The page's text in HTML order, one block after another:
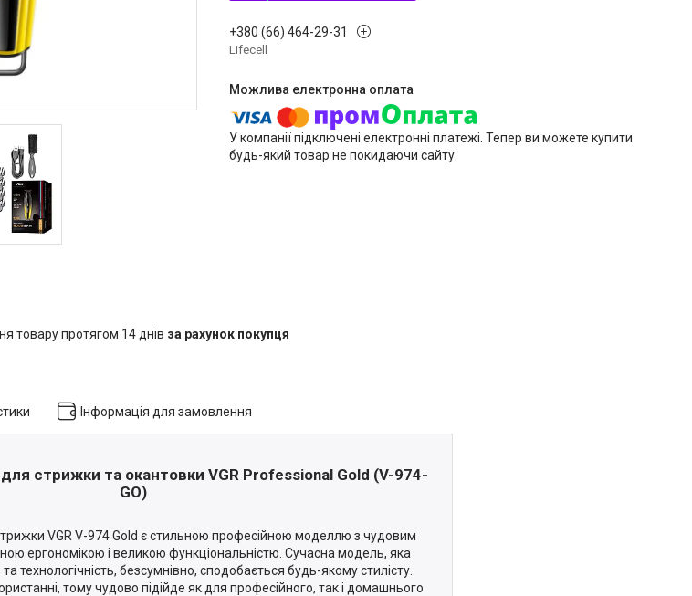
+380 (66) 464-29-31
Lifecell
У компанії підключені електронні платежі. Тепер ви можете купити
будь-який товар не покидаючи сайту.
товару протягом 14 днів за рахунок покупця
Інформація для замовлення
стрижки та окантовки VGR Professional Gold (V-974-
GO)
VGR V-974 Gold є стильною професійною моделлю з чудовим
ергономікою і великою функціональністю. Сучасна модель, яка
та технологічність, безсумнівно, сподобається будь-якому стилісту.
тому чудово підійде як для професійного, так і домашнього